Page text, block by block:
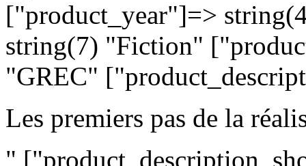
Les premiers pas de la
"